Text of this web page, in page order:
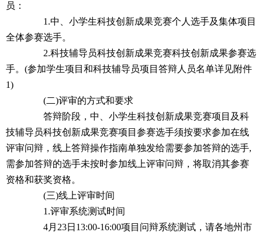
员：
1.中、小学生科技创新成果竞赛个人选手及集体项目
全体参赛选手。
2.科技辅导员科技创新成果竞赛科技创新成果参赛选
手。(参加学生项目和科技辅导员项目答辩人员名单详见附件
1)
(二)评审的方式和要求
答辩阶段，中、小学生科技创新成果竞赛项目及科
技辅导员科技创新成果竞赛项目参赛选手须按要求参加在线
评审问辩，线上答辩操作指南单独发给需要参加答辩的选手,
需参加答辩的选手未按时参加线上评审问辩，将取消其参赛
资格和获奖资格。
(三)线上评审时间
1.评审系统测试时间
4月23日13:00-16:00项目问辩系统测试，请各地州市